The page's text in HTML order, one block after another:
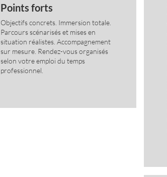
Points forts
Objectifs concrets. Immersion totale.
Parcours scénarisés et mises en
situation réalistes. Accompagnement
sur mesure. Rendez-vous organisés
selon votre emploi du temps
professionnel.